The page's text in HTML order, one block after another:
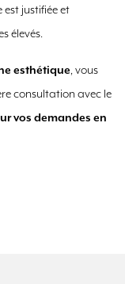
justifiée et
élevés.
esthétique, vous
consultation avec le
vos demandes en